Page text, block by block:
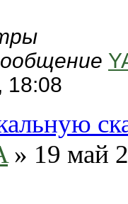
18:08
» 19 май